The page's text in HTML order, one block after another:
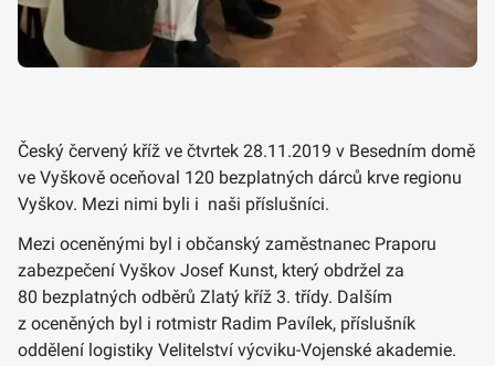
Český červený kříž ve čtvrtek 28.11.2019 v Besedním domě
ve Vyškově oceňoval 120 bezplatných dárců krve regionu
Vyškov. Mezi nimi byli i naši příslušníci.
Mezi oceněnými byl i občanský zaměstnanec Praporu
zabezpečení Vyškov Josef Kunst, který obdržel za
80 bezplatných odběrů Zlatý kříž 3. třídy. Dalším
z oceněných byl i rotmistr Radim Pavílek, příslušník
oddělení logistiky Velitelství výcviku-Vojenské akademie.